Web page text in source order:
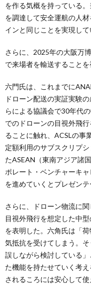
を作る気概を持っている
を調達して安全運航の人
インと同じことを実現して
さらに、2025年の大阪万
で来場者を輸送すること
六門氏は、これまでに
ドローン配送の実証実験
らによる協議会で30年代
でのドローンの目視外飛
ることに触れ、ACSLの事
定額利用のサブスクリプ
たASEAN（東南アジア諸
ポレート・ベンチャーキ
を進めていくとプレゼンテ
さらに、ドローン物流に
目視外飛行を想定した中
を表明した。六角氏は「
気抵抗を受けてしまう。
誤しながら検討している
た機能を持たせていく考
されるころには安心して